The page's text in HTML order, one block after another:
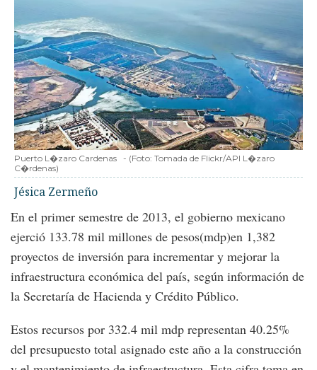
Puerto L�zaro Cardenas - (Foto: Tomada de Flickr/API L�zaro
C�rdenas)
Jésica Zermeño
En el primer semestre de 2013, el gobierno mexicano
ejerció 133.78 mil millones de pesos(mdp)en 1,382
proyectos de inversión para incrementar y mejorar la
infraestructura económica del país, según información de
la Secretaría de Hacienda y Crédito Público.
Estos recursos por 332.4 mil mdp representan 40.25%
del presupuesto total asignado este año a la construcción